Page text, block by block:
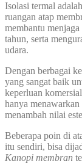
Isolasi termal
ruangan atap
membantu
tahun, serta
udara.
Dengan berbagai
yang sangat baik
keperluan
hanya
menambah nilai
Beberapa poin di
itu sendiri, bisa
Kanopi membran